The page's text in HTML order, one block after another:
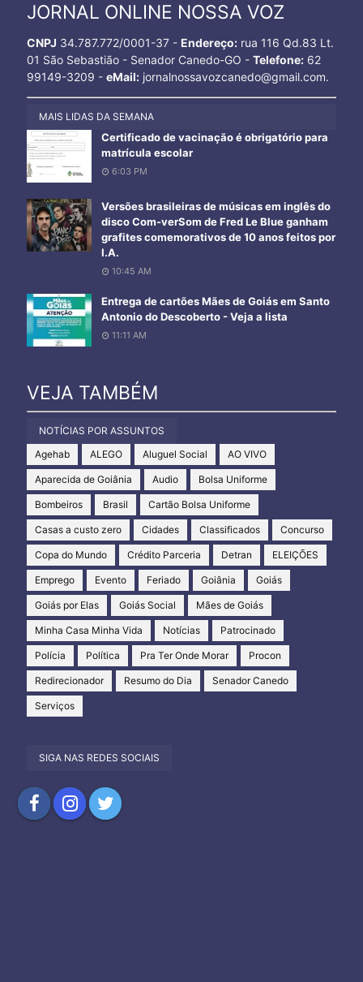
JORNAL ONLINE NOSSA VOZ
CNPJ 34.787.772/0001-37 - Endereço:rua 116 Qd.83 Lt.
01 São Sebastião - Senador Canedo-GO - Telefone:62
99149-3209 - eMail:jornalnossavozcanedo@gmail.com.
MAIS LIDAS DA SEMANA
Certificado de vacinação é obrigatório para
matrícula escolar
6:03 PM
Versões brasileiras de músicas em inglês do
disco Com-verSom de Fred Le Blue ganham
grafites comemorativos de 10 anos feitos por
I.A.
10:45 AM
Entrega de cartões Mães de Goiás em Santo
Antonio do Descoberto - Veja a lista
11:11 AM
VEJA TAMBÉM
NOTÍCIAS POR ASSUNTOS
Agehab
ALEGO Aluguel Social AO VIVO
Aparecida de Goiânia Audio Bolsa Uniforme
Bombeiros Brasil Cartão Bolsa Uniforme
Casas a custo zero Cidades Classificados Concurso
Copa do Mundo Crédito Parceria Detran ELEIÇÕES
Emprego Evento Feriado Goiânia Goiás
Goiás por Elas Goiás Social Mães de Goiás
Minha Casa Minha Vida Notícias Patrocinado
Polícia Política Pra Ter Onde Morar Procon
Redirecionador Resumo do Dia Senador Canedo
Serviços
SIGA NAS REDES SOCIAIS